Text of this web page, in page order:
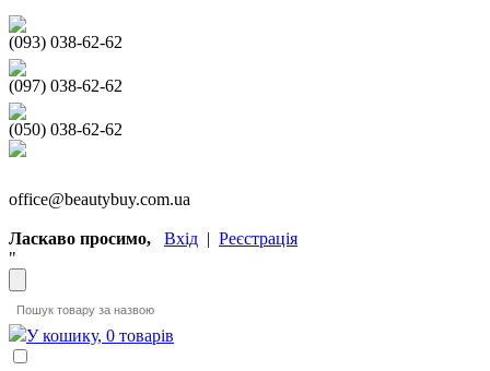
(093) 038-62-62
(097) 038-62-62
(050) 038-62-62
office@beautybuy.com.ua
Ласкаво просимо, Вхід | Реєстрація
"
У кошику, 0 товарів